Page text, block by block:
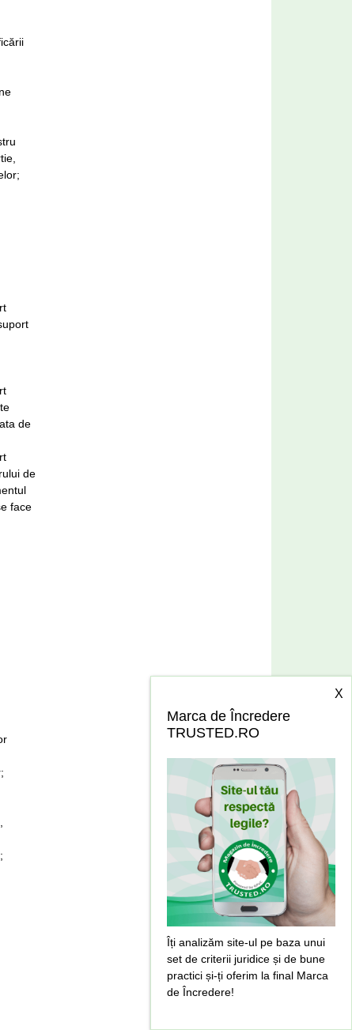
X
Marca de Încredere
TRUSTED.RO
Îți analizăm site-ul pe baza unui
set de criterii juridice și de bune
practici și-ți oferim la final Marca
de Încredere!
de
de
face